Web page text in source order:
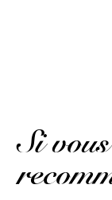
Si